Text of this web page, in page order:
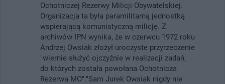
Ochotniczej Rezerwy Milicji Obywatelskiej.
Organizacja ta była paramilitarną jednostką
wspierającą komunistyczną milicję. Z
archiwów IPN wynika, że w czerwcu 1972 roku
Andrzej Owsiak złożył uroczyste przyrzeczenie
"wiernie służyć ojczyźnie w realizacji zadań,
do których została powołana Ochotnicza
Rezerwa MO"."Sam Jurek Owsiak nigdy nie